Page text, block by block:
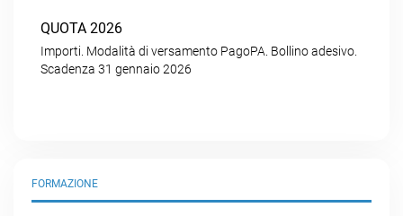
QUOTA 2026
Importi. Modalità di versamento PagoPA. Bollino adesivo.
Scadenza 31 gennaio 2026
FORMAZIONE